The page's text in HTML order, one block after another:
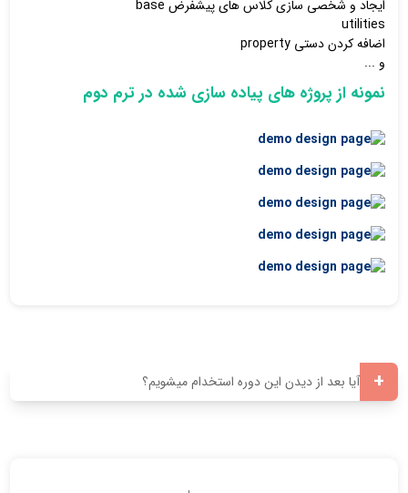
ایجاد و شخصی سازی کلاس های پیشفرض base
utilities
اضافه کردن دستی property
و ...
نمونه از پروژه های پیاده سازی شده در ترم دوم
+ آیا بعد از دیدن این دوره استخدام میشویم؟